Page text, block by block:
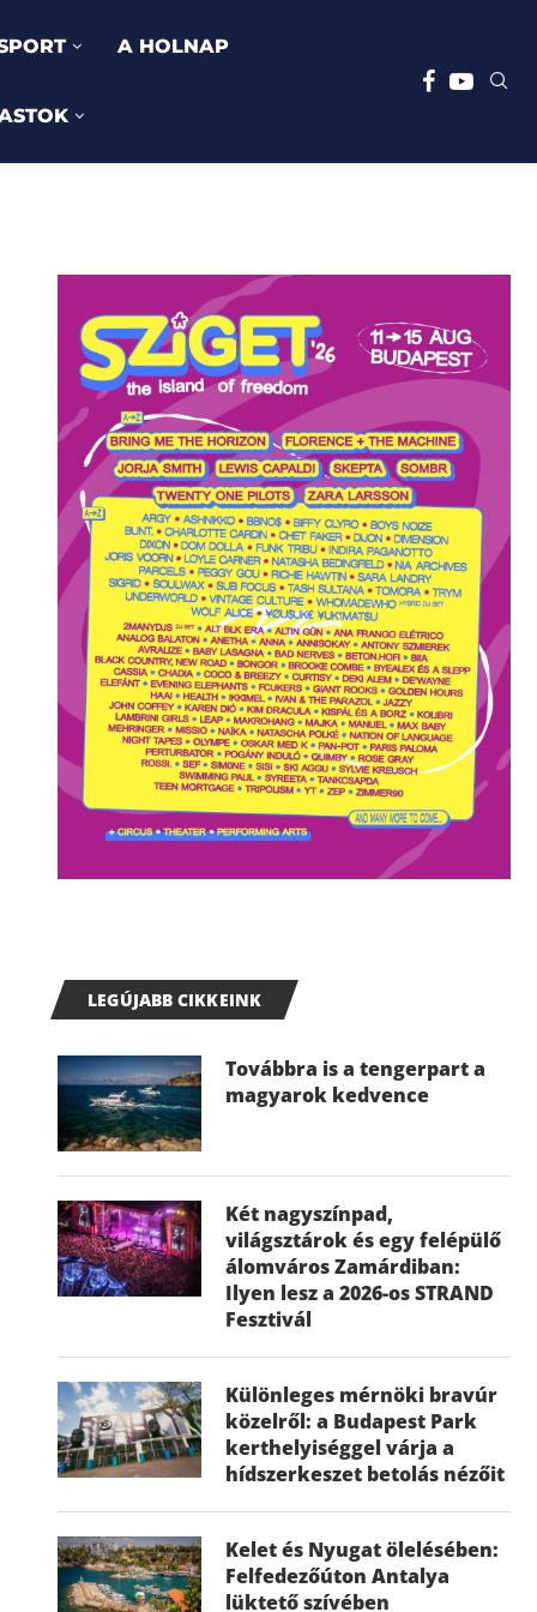
A HOLNAP
LEGÚJABB CIKKEINK
Továbbra is a tengerpart a
magyarok kedvence
Két nagyszínpad,
világsztárok és egy felépülő
álomváros Zamárdiban:
Ilyen lesz a 2026-os STRAND
Fesztivál
Különleges mérnöki bravúr
közelről: a Budapest Park
kerthelyiséggel várja a
hídszerkeszet betolás nézőit
Kelet és Nyugat ölelésében:
Felfedezőúton Antalya
lüktető szívében